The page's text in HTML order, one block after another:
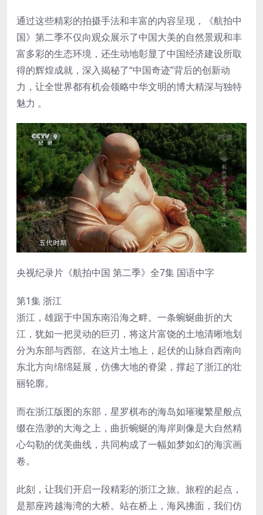
通过这些精彩的拍摄手法和丰富的内容呈现，《航拍中
国》第二季不仅向观众展示了中国大美的自然景观和丰
富多彩的生态环境，还生动地彰显了中国经济建设所取
得的辉煌成就，深入揭秘了“中国奇迹”背后的创新动
力，让全世界都有机会领略中华文明的博大精深与独特
魅力 。
央视纪录片《航拍中国 第二季》全7集 国语中字
第1集 浙江
浙江，雄踞于中国东南沿海之畔。一条蜿蜒曲折的大
江，犹如一把灵动的巨刃，将这片富饶的土地清晰地划
分为东部与西部。在这片土地上，起伏的山脉自西南向
东北方向绵绵延展，仿佛大地的脊梁，撑起了浙江的壮
丽轮廓。
而在浙江版图的东部，星罗棋布的海岛如璀璨繁星般点
缀在浩渺的大海之上，曲折蜿蜒的海岸则像是大自然精
心勾勒的优美曲线，共同构成了一幅如梦如幻的海滨画
卷。
此刻，让我们开启一段精彩的浙江之旅。旅程的起点，
是那座跨越海湾的大桥。站在桥上，海风拂面，我们仿